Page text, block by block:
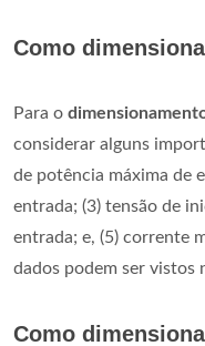
Como
Para o
considerar alguns
de potência máxima de
entrada; (3) tensão de
entrada; e, (5) corrente
dados podem ser vistos
Como